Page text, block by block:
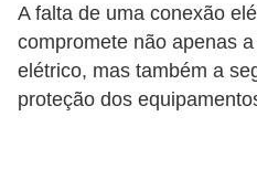
A falta de uma conexão
compromete não apenas
elétrico, mas também a
proteção dos
d
e
F